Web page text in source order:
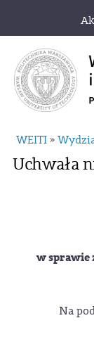
WEITI »
Uchwała
w sprawie
Na